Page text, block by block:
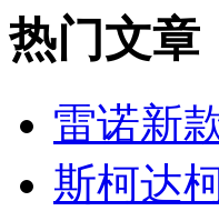
热门文章
雷诺新
斯柯达